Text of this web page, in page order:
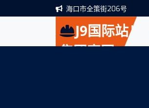
海口市全策街206号
J9国际站|
集团官网